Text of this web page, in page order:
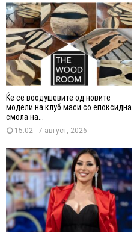
Ќе се воодушевите од новите
модели на клуб маси со епоксидна
смола на...
15:02 - 7 август, 2026